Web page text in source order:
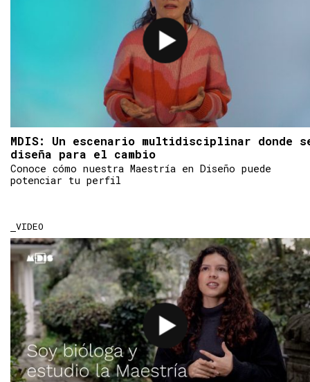
MDIS: Un escenario multidisciplinar donde
diseña para el cambio
Conoce cómo nuestra Maestría en Diseño puede
potenciar tu perfil
VIDEO